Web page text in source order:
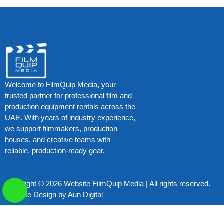
Welcome to FilmQuip Media, your
trusted partner for professional film and
production equipment rentals across the
UAE. With years of industry experience,
we support filmmakers, production
houses, and creative teams with
reliable, production-ready gear.
Copyright © 2026 Website FilmQuip Media | All rights reserved.
Website Design byAun Digital